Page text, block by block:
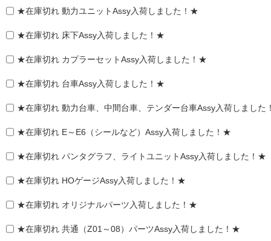
★在庫切れ 動力ユニットAssy入荷しました！★
★在庫切れ 床下Assy入荷しました！★
★在庫切れ カプラーセットAssy入荷しました！★
★在庫切れ 台車Assy入荷しました！★
★在庫切れ 動力台車、中間台車、テンダー台車Assy入荷しまし
★在庫切れ E～E6（シールなど）Assy入荷しました！★
★在庫切れ パンタグラフ、ライトユニットAssy入荷しました！★
★在庫切れ HOゲージAssy入荷しました！★
★在庫切れ オリジナルパーツ入荷しました！★
★在庫切れ 共通（Z01～08）パーツAssy入荷しました！★